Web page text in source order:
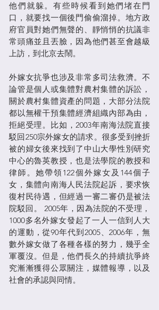
他們就躲。有些時候看到她們堵在門
口，就要找一個後門偷偷溜掉。地方政
府官員對她們無聲的、靜悄悄的抗議非
常頭痛並且丟臉，因為他們甚至會越級
上訪，到北京去鬧。
外嫁女抗爭也涉及非常多司法救濟。不
論管是個人或集體對農村集體的訴訟，
關於農村集體資產的問題，大部分法院
都以無權干預集體經濟組織內部為由，
拒絕受理。比如，2003年南海法院直接
駁回250宗外嫁女的請求。很多受到挫折
被的婦女後來找到了中山大學性別研究
中心的魯英教授，也是法學院的教授和
律師。她帶領122個外嫁女及144個子
女，集體向南海人民法院起訴，要求恢
復村民待遇，但經過一審二審仍是被法
院駁回。 2005年，因為法院的不受理，
1000多名外嫁女發起了一人一信到人大
的運動，從90年代到2005、2006年，無
數外嫁女做了各種各樣的努力，幾乎全
軍覆沒。但是，他們長久的持續抗爭終
究漸漸獲得公眾關注，媒體報導，以及
社會的承認與同情。